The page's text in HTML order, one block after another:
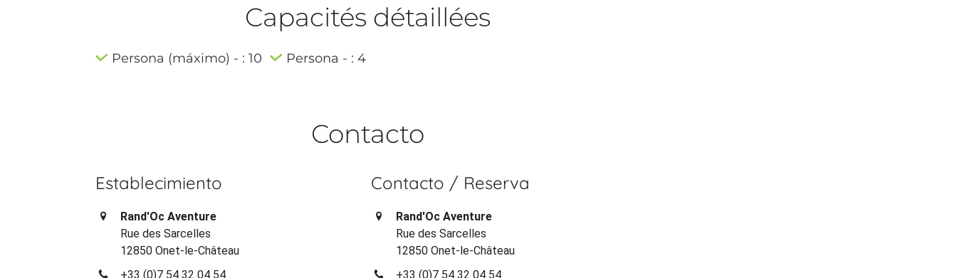
Capacités détaillées
Persona (máximo) - : 10 Persona - : 4
Contacto
Establecimiento
Rand'Oc Aventure
Rue des Sarcelles
12850 Onet-le-Château
+33 (0)7 54 32 04 54
Contacto / Reserva
Rand'Oc Aventure
Rue des Sarcelles
12850 Onet-le-Château
+33 (0)7 54 32 04 54